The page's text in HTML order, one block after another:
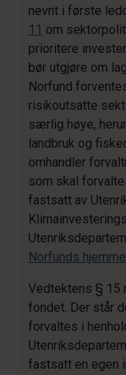
nevnt i første
11 om
prioritere
bør utgjøre om
Norfund
risikoutsatte
særlig høye,
landbruk og
omhandler
som skal
fastsatt av
Norfunds
Vedtektens § 15
fondet. Der står
forvaltes i
fastsatt en egen